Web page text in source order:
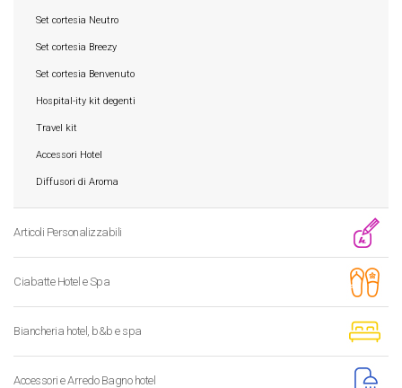
Set cortesia Neutro
Set cortesia Breezy
Set cortesia Benvenuto
Hospital-ity kit degenti
Travel kit
Accessori Hotel
Diffusori di Aroma
Articoli Personalizzabili
Ciabatte Hotel e Spa
Biancheria hotel, b&b e spa
Accessori e Arredo Bagno hotel